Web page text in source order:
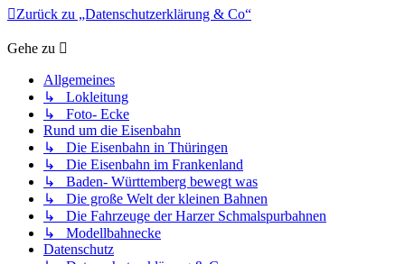
Zurück zu „Datenschutzerklärung & Co“
Gehe zu
Allgemeines
↳ Lokleitung
↳ Foto- Ecke
Rund um die Eisenbahn
↳ Die Eisenbahn in Thüringen
↳ Die Eisenbahn im Frankenland
↳ Baden- Württemberg bewegt was
↳ Die große Welt der kleinen Bahnen
↳ Die Fahrzeuge der Harzer Schmalspurbahnen
↳ Modellbahnecke
Datenschutz